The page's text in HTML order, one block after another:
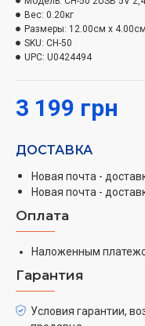
перегрузки, делают
вариантов в своем
Характеристики:
Выходное
Выходной ток:
3 199 грн
Вес: 0.20кг
Размеры: 12.00см x
SKU: CH-50
UPC: U0424494
ДОСТАВКА
Новая почта -
Новая почта -
Оплата
Наложенным
Гарантия
Условия гарантии,